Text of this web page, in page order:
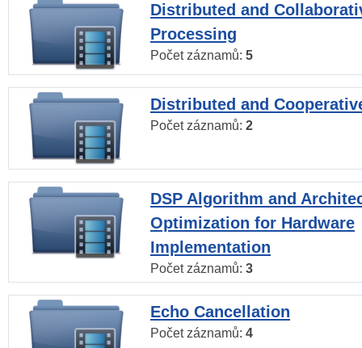
Distributed and
Processing
Počet záznamů: 5
Distributed and
Počet záznamů: 2
DSP Algorithm and
Optimization for Hardware
Implementation
Počet záznamů: 3
Echo Cancellation
Počet záznamů: 4